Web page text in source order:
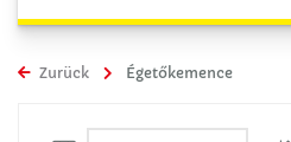
Zurück Égetőkemence